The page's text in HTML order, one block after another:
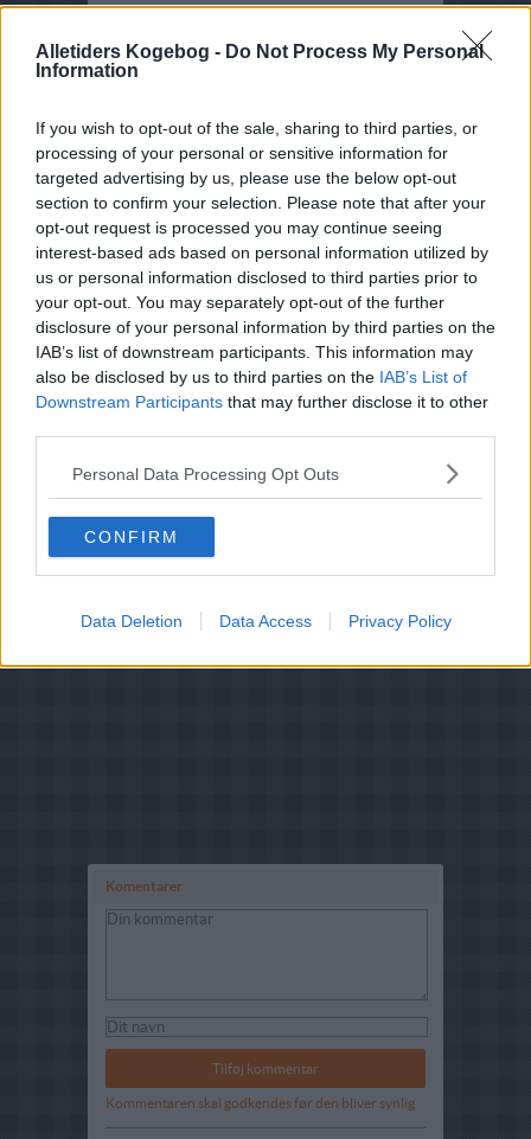
Alletiders Kogebog - Do Not Process My Personal
Information
If you wish to opt-out of the sale, sharing to third parties, or
processing of your personal or sensitive information for
targeted advertising by us, please use the below opt-out
section to confirm your selection. Please note that after your
opt-out request is processed you may continue seeing
interest-based ads based on personal information utilized by
us or personal information disclosed to third parties prior to
your opt-out. You may separately opt-out of the further
disclosure of your personal information by third parties on the
IAB’s list of downstream participants. This information may
also be disclosed by us to third parties on the IAB’s List of
Downstream Participants that may further disclose it to other
Personal Data Processing Opt Outs
CONFIRM
Data Deletion Data Access Privacy Policy
Fryseegnet : ikke fryseegnet
Indsendt : 2010-09-11
Bedøm retten
Brugernes vurdering:4.4 (27 stemmer )
Din vurdering:
Komentarer
Kommentaren skal godkendes før den bliver synlig